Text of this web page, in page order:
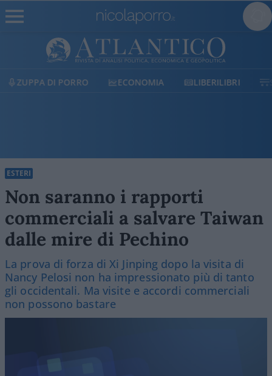
ECONOMIA LIBERILIBRI SHOP SOSTIENICI
ESTERI
Non saranno i rapporti
commerciali a salvare Taiwan
dalle mire di Pechino
La prova di forza di Xi Jinping dopo la visita di
Nancy Pelosi non ha impressionato più di tanto
gli occidentali. Ma visite e accordi commerciali
non possono bastare